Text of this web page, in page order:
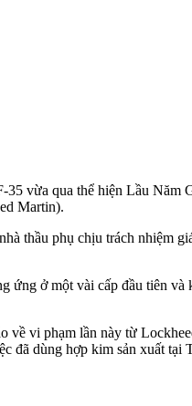
35 vừa qua thể hiện Lầu
Martin).
thầu phụ chịu trách nhiệm
ứng ở một vài cấp đầu tiên
về vi phạm lần này từ
đã dùng hợp kim sản xuất tại